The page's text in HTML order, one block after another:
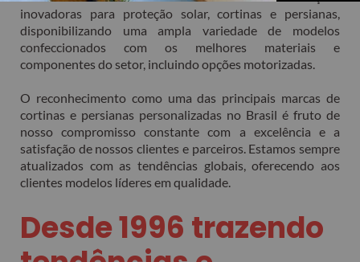
inovadoras para proteção solar, cortinas e persianas,
disponibilizando uma ampla variedade de modelos
confeccionados com os melhores materiais e
componentes do setor, incluindo opções motorizadas.
O reconhecimento como uma das principais marcas de
cortinas e persianas personalizadas no Brasil é fruto de
nosso compromisso constante com a excelência e a
satisfação de nossos clientes e parceiros. Estamos sempre
atualizados com as tendências globais, oferecendo aos
clientes modelos líderes em qualidade.
Desde 1996 trazendo